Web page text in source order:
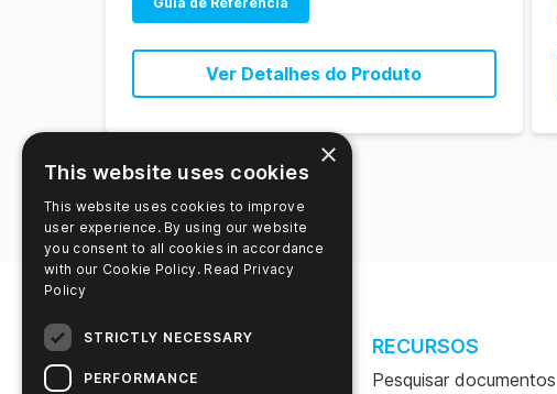
Ver Detalhes do Produto
SITE
Sobre este site
RECURSOS
Pesquisar documentos
×
This website uses cookies
This website uses cookies to improve
user experience. By using our website
you consent to all cookies in accordance
with our Cookie Policy. Read Privacy
Policy
STRICTLY NECESSARY
PERFORMANCE